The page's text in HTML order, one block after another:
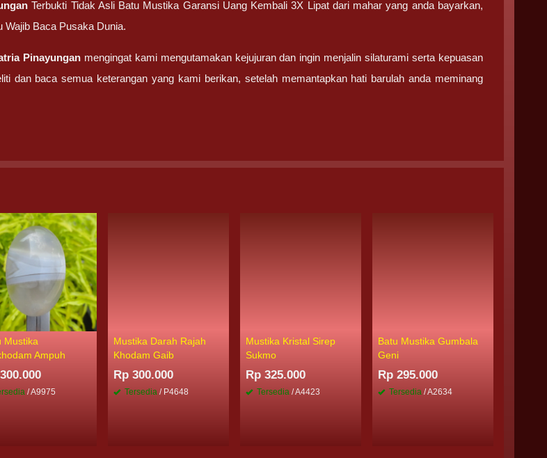
Terbukti Tidak Asli Batu Mustika Garansi Uang Kembali 3X Lipat dari mahar yang anda bayarkan,
Wajib Baca Pusaka Dunia.
Pinayunganmengingat kami mengutamakan kejujuran dan ingin menjalin silaturami serta kepuasan
dan baca semua keterangan yang kami berikan, setelah memantapkan hati barulah anda meminang
Mustika
Ampuh
/ A9975
Mustika Darah Rajah
Khodam Gaib
Rp 300.000
Tersedia / P4648
Mustika Kristal Sirep
Sukmo
Rp 325.000
Tersedia / A4423
Batu Mustika Gumbala
Geni
Rp 295.000
Tersedia / A2634